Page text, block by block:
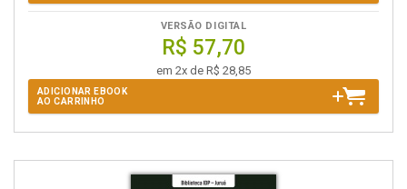
VERSÃO DIGITAL
R$ 57,70
em 2x de R$ 28,85
ADICIONAR EBOOK
AO CARRINHO